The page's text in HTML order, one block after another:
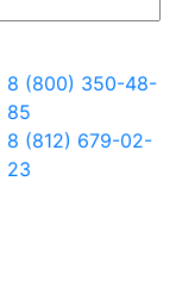
8 (800) 350-48-
85
8 (812) 679-02-
23